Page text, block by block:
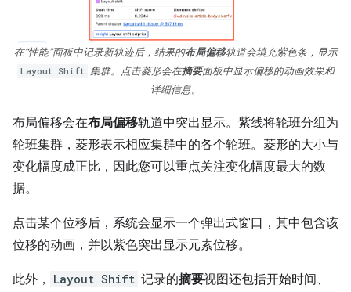
在“性能”面板中记录新轨迹后，结果的布局偏移轨道会填充紫色条，显示
Layout Shift 集群。点击菱形会在摘要面板中显示偏移的动画效果和
详细信息。
布局偏移会在布局偏移轨道中突出显示。紫线将轮班分组为
轮班集群，菱形表示相应集群中的各个轮班。菱形的大小与
变化幅度成正比，因此您可以重点关注变化幅度最大的数
据。
点击某个位移后，系统会显示一个弹出式窗口，其中包含该
位移的动画，并以紫色突出显示元素位移。
此外， Layout Shift 记录的摘要视图还包括开始时间、